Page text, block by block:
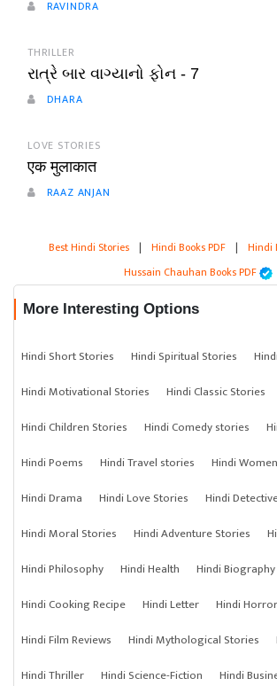
RAVINDRA
THRILLER
રાત્રે બાર વાગ્યાનો ફોન - 7
DHARA
LOVE STORIES
एक मुलाकात
RAAZ ANJAN
Best Hindi Stories | Hindi Books PDF | Hindi
Hussain Chauhan Books PDF
More Interesting Options
Hindi Short Stories Hindi Spiritual Stories
Hindi Motivational Stories
Hindi Classic Stories
Hindi Children Stories
Hindi Comedy stories
Hindi Poems
Hindi Travel stories
Hindi
Hindi Drama
Hindi Love Stories
Hindi
Hindi Moral Stories
Hindi Adventure Stories
Hindi Philosophy
Hindi Health
Hindi Biography
Hindi Cooking Recipe
Hindi Letter
Hindi
Hindi Film Reviews
Hindi Mythological Stories
Hindi Thriller
Hindi Science-Fiction Hindi